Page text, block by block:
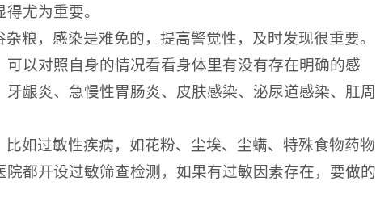
尤为重要。
粮，感染是难免的，提高警觉性，及时发现很重要。
以对照自身的情况看看身体里有没有存在明确的感
龈炎、急慢性胃肠炎、皮肤感染、泌尿道感染、肛周
如过敏性疾病，如花粉、尘埃、尘螨、特殊食物药物
都开设过敏筛查检测，如果有过敏因素存在，要做的